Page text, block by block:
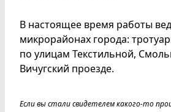
В настоящее время работы
микрорайонах города:
по улицам Текстильной,
Вичугский проезде.
Если вы стали свидетелем какого-то